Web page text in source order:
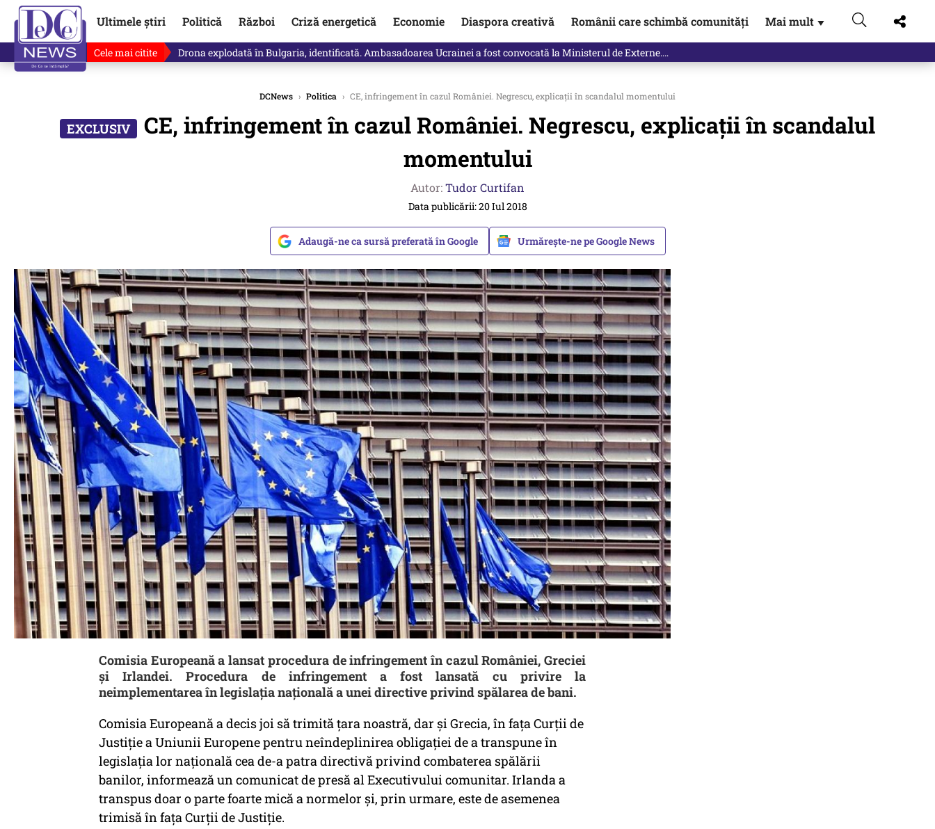
Ultimele știri Politică Război Criză energetică Economie Diaspora creativă Românii care schimbă comunități Mai mult ▼
Cele mai citite Drona explodată în Bulgaria, identificată. Ambasadoarea Ucrainei a fost convocată la Ministerul de Externe.…
DCNews › Politica › CE, infringement în cazul României. Negrescu, explicații în scandalul momentului
CE, infringement în cazul României. Negrescu, explicații în scandalul
momentului
Autor:Tudor Curtifan
Data publicării: 20 Iul 2018
Adaugă-ne ca sursă preferată în Google Urmărește-ne pe Google News
Comisia Europeană a lansat procedura de infringement în cazul României, Greciei
și Irlandei. Procedura de infringement a fost lansată cu privire la
neimplementarea în legislația națională a unei directive privind spălarea de bani.
Comisia Europeană a decis joi să trimită ţara noastră, dar şi Grecia, în faţa Curţii de
Justiţie a Uniunii Europene pentru neîndeplinirea obligaţiei de a transpune în
legislaţia lor naţională cea de-a patra directivă privind combaterea spălării
banilor, informează un comunicat de presă al Executivului comunitar. Irlanda a
transpus doar o parte foarte mică a normelor şi, prin urmare, este de asemenea
trimisă în faţa Curţii de Justiţie.